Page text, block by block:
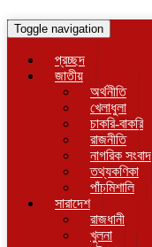
Toggle navigation
প্রচ্ছদ
জাতীয়
অর্থনীতি
খেলাধুলা
চাকরি-বাকরি
রাজনীতি
নাগরিক সংবাদ
তথ্যকণিকা
পাঁচমিশালি
সারাদেশ
রাজধানী
খুলনা